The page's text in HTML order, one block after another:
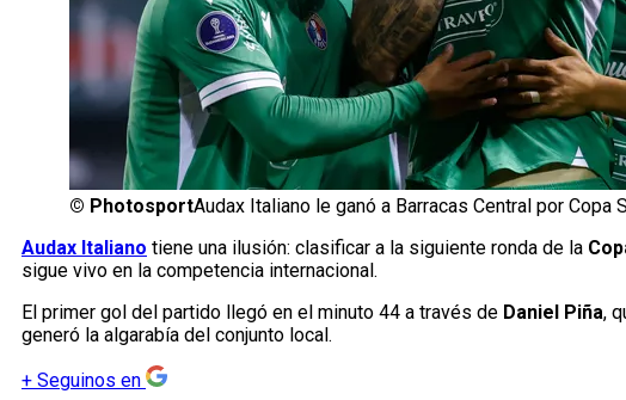
© PhotosportAudax Italiano le ganó a Barracas Central por Copa
Audax Italiano tiene una ilusión: clasificar a la siguiente ronda de la
sigue vivo en la competencia internacional.
El primer gol del partido llegó en el minuto 44 a través de Daniel Piña,
generó la algarabía del conjunto local.
+ Seguinos en